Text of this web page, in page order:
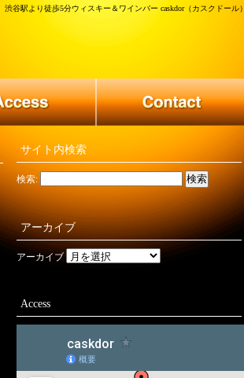
渋谷駅より徒歩5分ウィスキー＆ワインバー caskdor（カスクドール）
サイト内検索
検索:
アーカイブ
アーカイブ
Access